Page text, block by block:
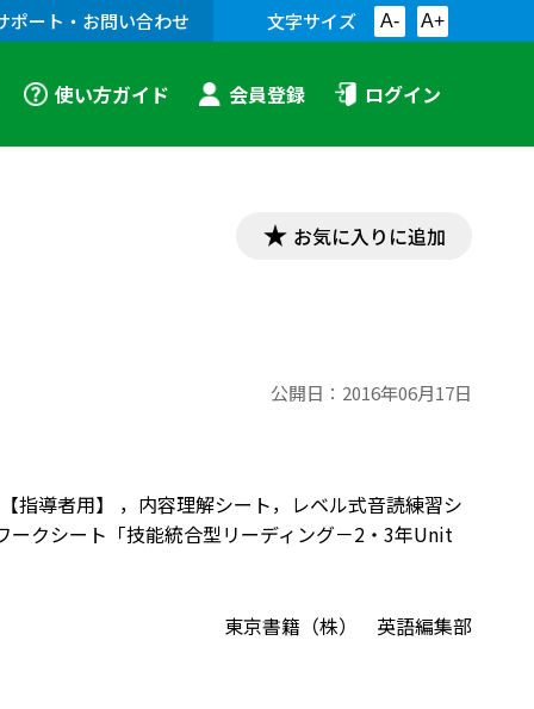
ポート・お問い合わせ 文字サイズ A- A+
使い方ガイド 会員登録 ログイン
お気に入りに追加
公開日： 2016年06月17日
導者用】 ，内容理解シート，レベル式音読練習シ
ークシート「技能統合型リーディング－2・3年Unit
東京書籍（株） 英語編集部